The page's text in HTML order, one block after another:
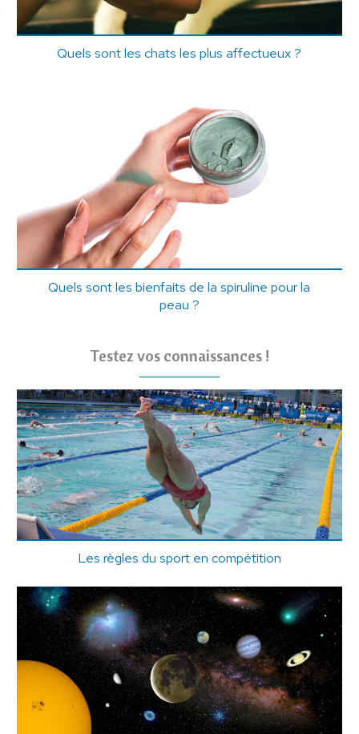
Quels sont les chats les plus affectueux ?
Quels sont les bienfaits de la spiruline pour la
peau ?
Testez vos connaissances !
Les règles du sport en compétition